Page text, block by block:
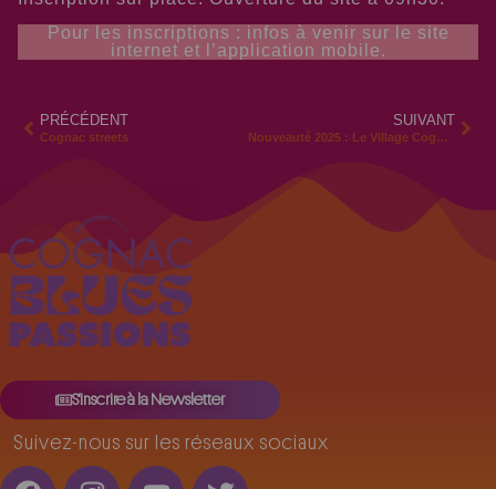
Pour les inscriptions : infos à venir sur le site
internet et l’application mobile.
PRÉCÉDENT
Cognac streets
SUIVANT
Nouveauté 2025 : Le Village Cognac
S'inscrire à la Newsletter
Suivez-nous sur les réseaux sociaux